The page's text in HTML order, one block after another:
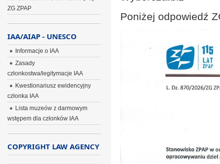
Poniżej odpowiedź
ZG ZPAP
IAA/AIAP - UNESCO
Informacje o IAA
Zasady
członkostwa/legitymacje IAA
Kwestionariusz ewidencyjny
członka IAA
Lista muzeów z darmowym
wstępem dla członków IAA
COPYRIGHT LAW AGENCY